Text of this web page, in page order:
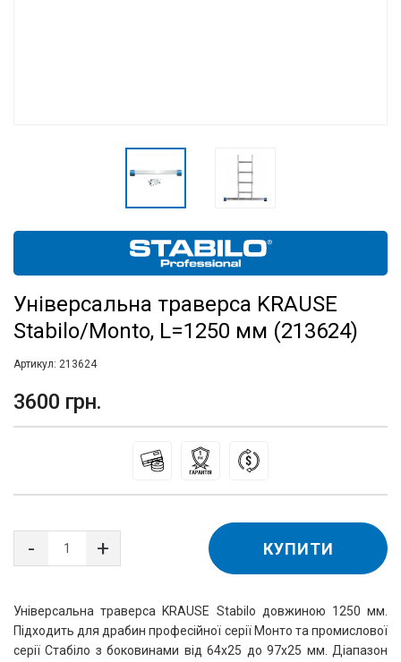
Універсальна траверса KRAUSE
Stabilo/Monto, L=1250 мм (213624)
Артикул: 213624
3600 грн.
Універсальна траверса KRAUSE Stabilo довжиною 1250 мм.
Підходить для драбин професійної серії Монто та промислової
серії Стабіло з боковинами від 64х25 до 97х25 мм. Діапазон
КУПИТИ